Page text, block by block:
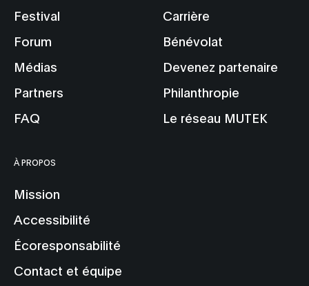
Festival
Forum
Médias
Partners
FAQ
Carrière
Bénévolat
Devenez partenaire
Philanthropie
Le réseau MUTEK
À PROPOS
Mission
Accessibilité
Écoresponsabilité
Contact et équipe